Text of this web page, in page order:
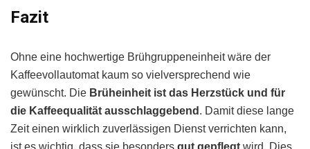
Fazit
Ohne eine hochwertige Brühgruppeneinheit wäre der
Kaffeevollautomat kaum so vielversprechend wie
gewünscht. Die Brüheinheit ist das Herzstück und für
die Kaffeequalität ausschlaggebend . Damit diese lange
Zeit einen wirklich zuverlässigen Dienst verrichten kann,